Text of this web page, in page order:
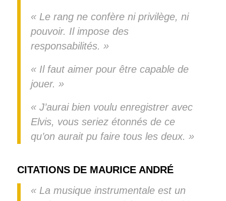
« Le rang ne confère ni privilège, ni
pouvoir. Il impose des
responsabilités. »
« Il faut aimer pour être capable de
jouer. »
« J’aurai bien voulu enregistrer avec
Elvis, vous seriez étonnés de ce
qu’on aurait pu faire tous les deux. »
CITATIONS DE MAURICE ANDRÉ
« La musique instrumentale est un